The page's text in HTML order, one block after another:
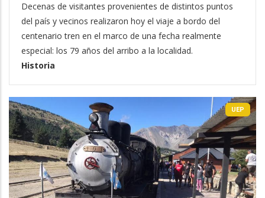
Decenas de visitantes provenientes de distintos puntos
del país y vecinos realizaron hoy el viaje a bordo del
centenario tren en el marco de una fecha realmente
especial: los 79 años del arribo a la localidad.
Historia
UEP